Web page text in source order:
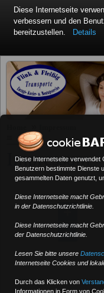
Impressum
+
−
Diese Internetseite
Benutzern bestimmte Dienste
gesammelten Daten genutzt,
Diese Internetseite macht
in der Datenschutzrichtlinie.
Diese Internetseite macht
der Datenschutzrichtlinie.
Lesen Sie bitte unsere
Internetseite Cookies und
Durch das Klicken von
Informationen in Form von
Diese Internetseite
verbessern und den
bereitzustellen.
Details